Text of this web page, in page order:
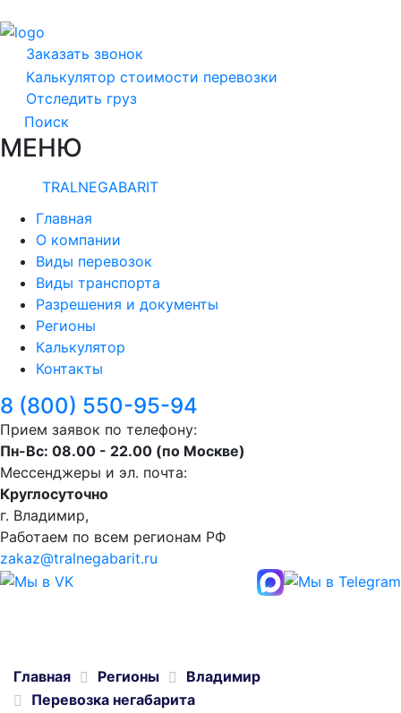
Заказать звонок
Калькулятор стоимости перевозки
Отследить груз
Поиск
МЕНЮ
TRALNEGABARIT
Главная
О компании
Виды перевозок
Виды транспорта
Разрешения и документы
Регионы
Калькулятор
Контакты
8 (800) 550-95-94
Прием заявок по телефону:
Пн-Вс: 08.00 - 22.00 (по Москве)
Мессенджеры и эл. почта:
Круглосуточно
г. Владимир,
Работаем по всем регионам РФ
zakaz@tralnegabarit.ru
Главная Регионы
Владимир
Перевозка негабарита